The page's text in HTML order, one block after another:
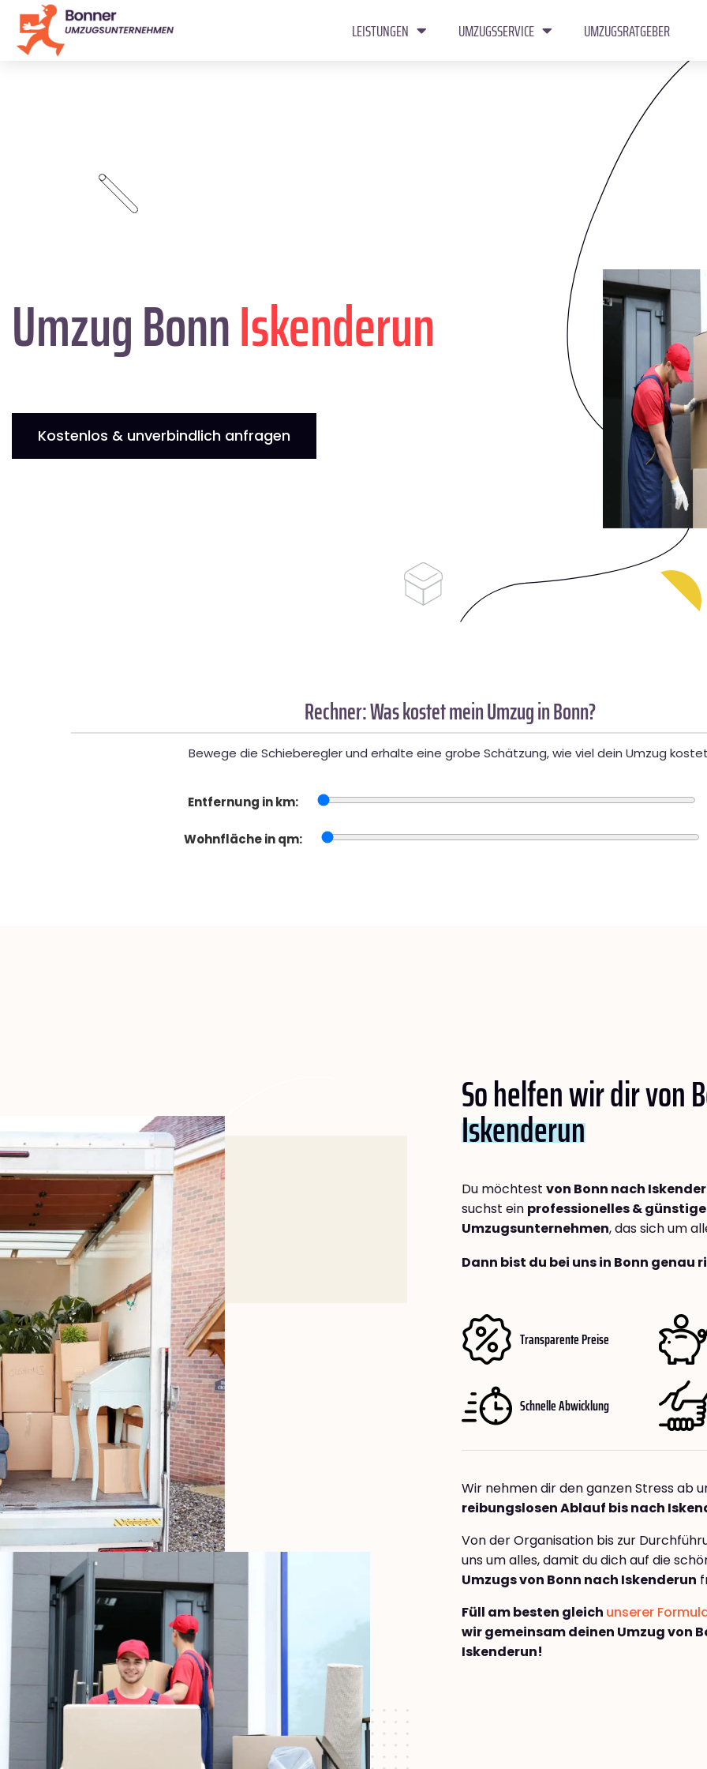
LEISTUNGEN UMZUGSSERVICE UMZUGSRATGEBER
Umzug BonnIskenderun
Kostenlos & unverbindlich anfragen
Rechner: Was kostet mein Umzug in Bonn?
Bewege die Schieberegler und erhalte eine grobe Schätzung, wie viel dein Umzug
Entfernung in km:
Wohnfläche in qm:
So helfen wir dir von
Iskenderun
Du möchtest von Bonn nach
suchst ein professionelles &
Umzugsunternehmen, das sich um
Dann bist du bei uns in Bonn genau
Transparente Preise
Schnelle Abwicklung
Wir nehmen dir den ganzen Stress ab
reibungslosen Ablauf bis nach
Von der Organisation bis zur
uns um alles, damit du dich auf die
Umzugs von Bonn nach Iskenderun
Füll am besten gleich unserer
wir gemeinsam deinen Umzug von
Iskenderun!